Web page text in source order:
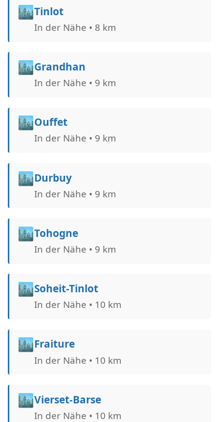
🏙️Tinlot
In der Nähe • 8 km
🏙️Grandhan
In der Nähe • 9 km
🏙️Ouffet
In der Nähe • 9 km
🏙️Durbuy
In der Nähe • 9 km
🏙️Tohogne
In der Nähe • 9 km
🏙️Soheit-Tinlot
In der Nähe • 10 km
🏙️Fraiture
In der Nähe • 10 km
🏙️Vierset-Barse
In der Nähe • 10 km